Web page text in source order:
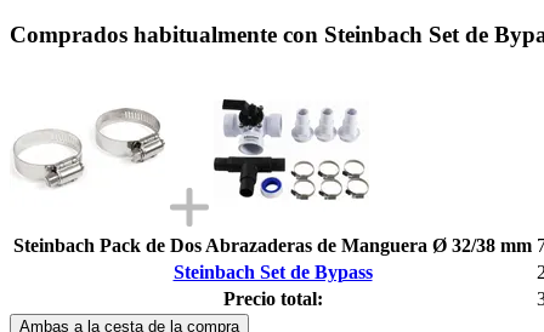
Comprados habitualmente con Steinbach Set de
Steinbach Pack de Dos Abrazaderas de Manguera Ø 32/38 mm
Steinbach Set de Bypass
Precio total:
Ambas a la cesta de la compra